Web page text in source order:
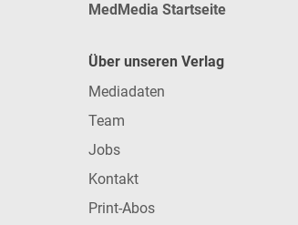
MedMedia Startseite
Über unseren Verlag
Mediadaten
Team
Jobs
Kontakt
Print-Abos